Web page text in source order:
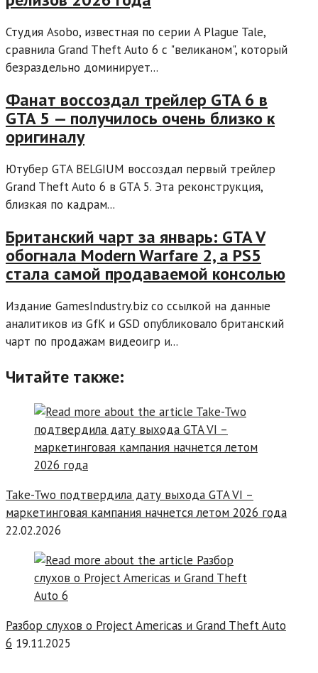
Студия Asobo, известная по серии A Plague Tale,
сравнила Grand Theft Auto 6 с "великаном", который
безраздельно доминирует...
Фанат воссоздал трейлер GTA 6 в
GTA 5 — получилось очень близко к
оригиналу
Ютубер GTA BELGIUM воссоздал первый трейлер
Grand Theft Auto 6 в GTA 5. Эта реконструкция,
близкая по кадрам...
Британский чарт за январь: GTA V
обогнала Modern Warfare 2, а PS5
стала самой продаваемой консолью
Издание GamesIndustry.biz со ссылкой на данные
аналитиков из GfK и GSD опубликовало британский
чарт по продажам видеоигр и...
Читайте также:
Take-Two подтвердила дату выхода GTA VI –
маркетинговая кампания начнется летом 2026 года
22.02.2026
Разбор слухов о Project Americas и Grand Theft Auto
6 19.11.2025